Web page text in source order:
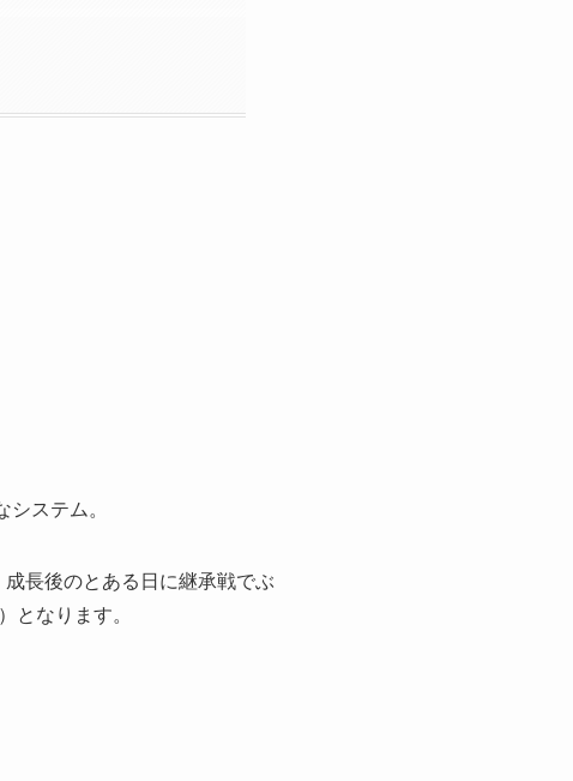
システム。
長後のとある日に継承戦でぶ
となります。